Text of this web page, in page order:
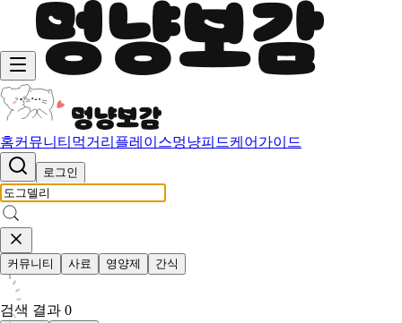
홈커뮤니티 먹거리 플레이스멍냥피드케어가이드
로그인
커뮤니티 사료 영양제 간식
검색 결과 0